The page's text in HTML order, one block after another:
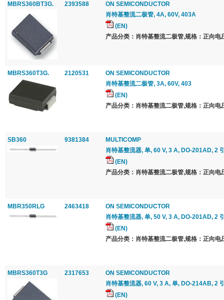
MBRS360BT3G. 2393588
ON SEMICONDUCTOR
肖特基整流二极管, 4A, 60V, 403A
(EN)
产品分类：肖特基整流二极管,规格：正向电
MBRS360T3G. 2120531
ON SEMICONDUCTOR
肖特基整流二极管, 3A, 60V, 403
(EN)
产品分类：肖特基整流二极管,规格：正向电
SB360 9381384
MULTICOMP
肖特基整流器, 单, 60 V, 3 A, DO-201AD, 2
(EN)
产品分类：肖特基整流二极管,规格：正向电
MBR350RLG 2463418
ON SEMICONDUCTOR
肖特基整流器, 单, 50 V, 3 A, DO-201AD, 2
(EN)
产品分类：肖特基整流二极管,规格：正向电
MBRS360T3G 2317653
ON SEMICONDUCTOR
肖特基整流器, 60 V, 3 A, 单, DO-214AB, 2
(EN)